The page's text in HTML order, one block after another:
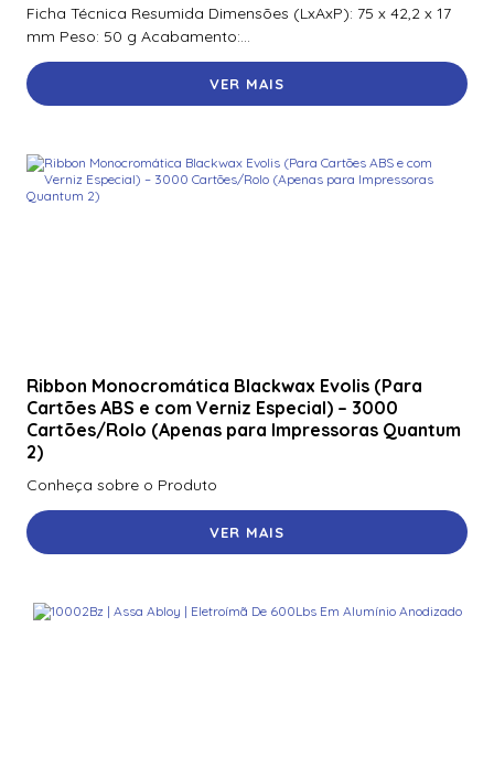
Ficha Técnica Resumida Dimensões (LxAxP): 75 x 42,2 x 17
mm Peso: 50 g Acabamento:...
VER MAIS
Ribbon Monocromática Blackwax Evolis (Para
Cartões ABS e com Verniz Especial) – 3000
Cartões/Rolo (Apenas para Impressoras Quantum
2)
Conheça sobre o Produto
VER MAIS